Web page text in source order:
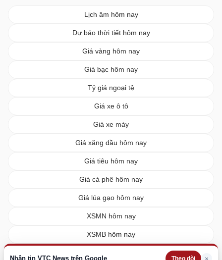
Nhận tin VTC News trên Google Theo dõi
Lịch âm hôm nay
Dự báo thời tiết hôm nay
Giá vàng hôm nay
Giá bạc hôm nay
Tỷ giá ngoại tệ
Giá xe ô tô
Giá xe máy
Giá xăng dầu hôm nay
Giá tiêu hôm nay
Giá cà phê hôm nay
Giá lúa gạo hôm nay
XSMN hôm nay
XSMB hôm nay